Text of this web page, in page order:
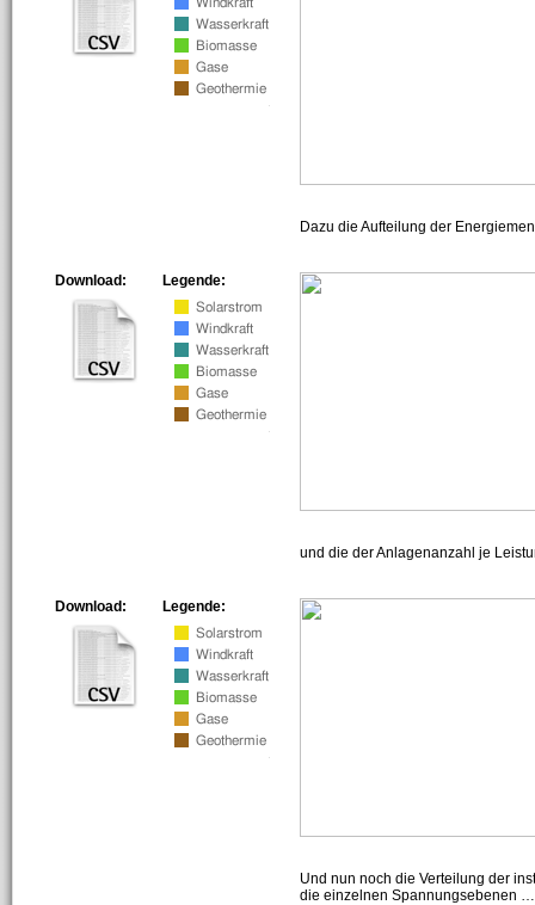
Dazu die Aufteilung der
Legende:
Download:
und die der Anlagenanzahl je
Legende:
Download:
Und nun noch die Verteilung der
die einzelnen Spannungsebenen